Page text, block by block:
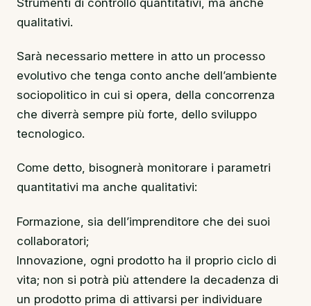
qualitativi.
Sarà necessario mettere in atto un processo
evolutivo che tenga conto anche dell’ambiente
sociopolitico in cui si opera, della concorrenza
che diverrà sempre più forte, dello sviluppo
tecnologico.
Come detto, bisognerà monitorare i parametri
quantitativi ma anche qualitativi:
Formazione, sia dell’imprenditore che dei suoi
collaboratori;
Innovazione, ogni prodotto ha il proprio ciclo di
vita; non si potrà più attendere la decadenza di
un prodotto prima di attivarsi per individuare